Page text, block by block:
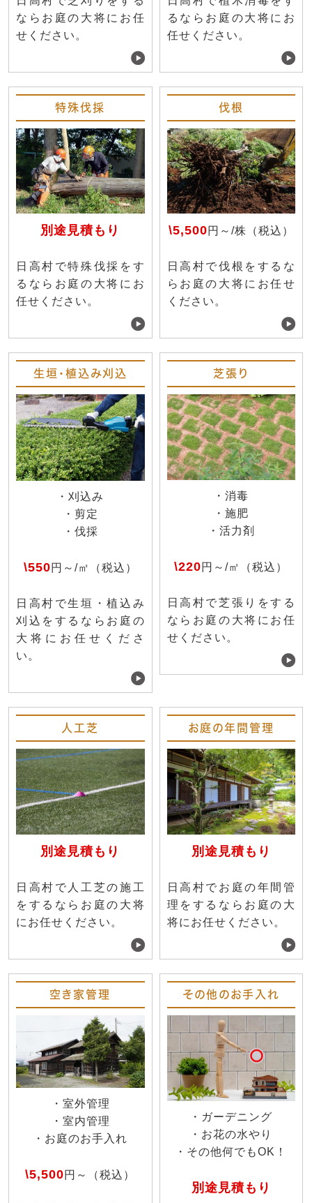
ならお庭の大将にお任
せください。
るならお庭の大将にお
任せください。
特殊伐採
別途見積もり
日高村で特殊伐採をす
るならお庭の大将にお
任せください。
伐根
\5,500円～/株（税込）
日高村で伐根をするな
らお庭の大将にお任せ
ください。
生垣・植込み刈込
・刈込み
・剪定
・伐採
\550円～/㎡（税込）
日高村で生垣・植込み
刈込をするならお庭の
大将にお任せくださ
い。
芝張り
・消毒
・施肥
・活力剤
\220円～/㎡（税込）
日高村で芝張りをする
ならお庭の大将にお任
せください。
人工芝
別途見積もり
日高村で人工芝の施工
をするならお庭の大将
にお任せください。
お庭の年間管理
別途見積もり
日高村でお庭の年間管
理をするならお庭の大
将にお任せください。
空き家管理
・室外管理
・室内管理
・お庭のお手入れ
\5,500円～（税込）
その他のお手入れ
・ガーデニング
・お花の水やり
・その他何でもOK！
別途見積もり